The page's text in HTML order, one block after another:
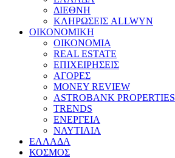
ΔΙΕΘΝΗ
ΚΛΗΡΩΣΕΙΣ ALLWYN
ΟΙΚΟΝΟΜΙΚΗ
ΟΙΚΟΝΟΜΙΑ
REAL ESTATE
ΕΠΙΧΕΙΡΗΣΕΙΣ
ΑΓΟΡΕΣ
MONEY REVIEW
ASTROBANK PROPERTIES
TRENDS
ΕΝΕΡΓΕΙΑ
ΝΑΥΤΙΛΙΑ
ΕΛΛΑΔΑ
ΚΟΣΜΟΣ